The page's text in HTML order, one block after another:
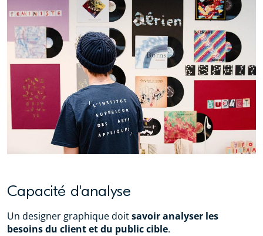
Capacité d'analyse
Un designer graphique doitsavoir analyser les
besoins du client et du public cible.